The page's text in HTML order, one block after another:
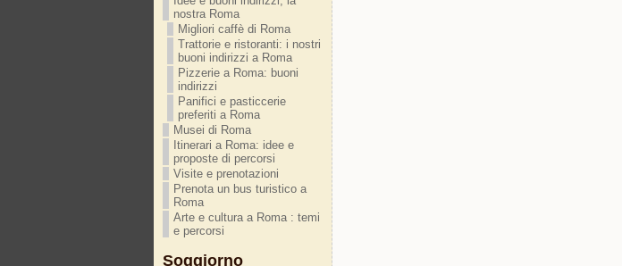
nostra Roma
Migliori caffè di Roma
Trattorie e ristoranti: i nostri
buoni indirizzi a Roma
Pizzerie a Roma: buoni
indirizzi
Panifici e pasticcerie
preferiti a Roma
Musei di Roma
Itinerari a Roma: idee e
proposte di percorsi
Visite e prenotazioni
Prenota un bus turistico a
Roma
Arte e cultura a Roma : temi
e percorsi
Soggiorno